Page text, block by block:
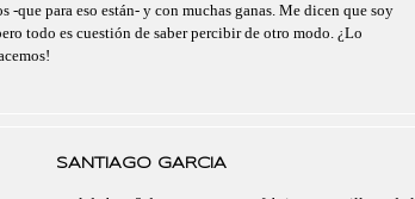
-que para eso están- y con muchas ganas. Me dicen que soy
todo es cuestión de saber percibir de otro modo. ¿Lo
SANTIAGO GARCIA